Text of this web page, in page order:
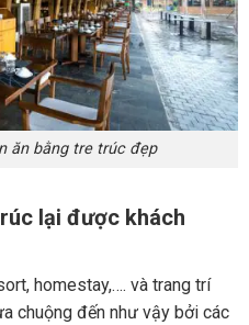
ăn bằng tre trúc đẹp
lại được khách
homestay,…. và trang trí
chuộng đến như vậy bởi các